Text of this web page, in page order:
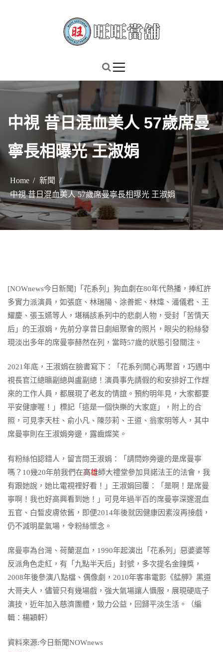
中視 昔日混血美人 57歲席曼
寧長相曝光 王淑娟
Home
新聞
中視 昔日混血美人 57歲席曼寧長相曝光 王淑娟
[NOWnews今日新聞]「花系列」狗血劇在80年代熱播，捧紅許
多實力派演員，如張庭、林瑞陽、涂善妮、林煒、潘儀君、王
耀慶、張玉嬿等人，堪稱該系列中的悲劇人物，受封「苦情天
后」的王淑娟，先前分享昔日劇組聚會的照片，眼尖的粉絲發
現淡出多年的席曼寧赫然在列，當時57歲的狀態引發關注。
2021年底，王淑娟在臉書寫下：「花系列開心再聚首，巧遇中
視長官江總曠副總與盧副總！演員事先請假的和安排好工作趕
來的工作人員，都展現了老友的情誼。預約明年見，大家都要
平安健康喔！」標記「這是一個快樂的大家庭」，附上的合
照，可見李天柱、俞小凡、陳莎莉、王道、翁家明等人，其中
席曼寧則在王淑娟旁邊，露齒燦笑。
有粉絲怕認錯人，留言問王淑娟：「請問妳旁邊的是席曼寧
嗎？10幾20年前我們在高雄師大禮堂參加貝諾法王的法會，我
有跟她說，她比電視裡好看！」王淑娟回覆：「是啊！是席曼
寧啊！我也好高興看到她！」可見年過半百的席曼寧深邃混血
五官、白皙皮膚依舊，即便2014年後就因健康因素沒再接戲，
仍不減明星氣場，令粉絲懷念。
席曼寧為台灣、荷蘭混血，1990年起演出「花系列」惡婆婆等
反派角色走紅，有「九點半天后」封號，多次提名金鐘獎，
2008年後參演八點檔、偶像劇，2010年客串電影《艋舺》黑道
大哥夫人，儘管只有幾場戲，強大氣場讓人懾服，展現硬底子
演技，近年加入慈濟團體，致力公益，回歸平淡生活。（編
輯：楊穎軒）
資料來源:今日新聞NOWnews